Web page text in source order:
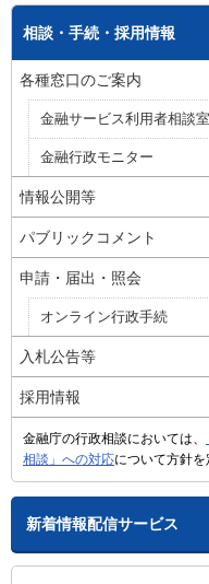
相談・手続・採用情報
各種窓口のご案内
金融サービス利用者相談室
金融行政モニター
情報公開等
パブリックコメント
申請・届出・照会
オンライン行政手続
入札公告等
採用情報
金融庁の行政相談においては、
相談」への対応について方針を
新着情報配信サービス